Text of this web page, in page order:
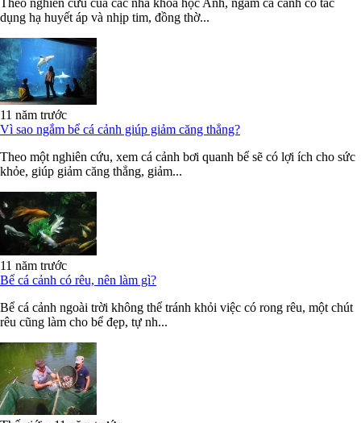
dụng hạ huyết áp và nhịp tim, đồng thờ...
11 năm trước
Vì sao ngắm bể cá cảnh giúp giảm căng thẳng?
Theo một nghiên cứu, xem cá cảnh bơi quanh bể sẽ có lợi ích cho sức
khỏe, giúp giảm căng thẳng, giảm...
11 năm trước
Bể cá cảnh có rêu, nên làm gì?
Bể cá cảnh ngoài trời không thể tránh khỏi việc có rong rêu, một chút
rêu cũng làm cho bể đẹp, tự nh...